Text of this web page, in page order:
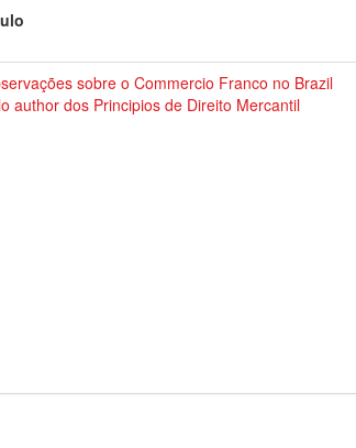
sobre o Commercio Franco no Brazil
author dos Principios de Direito Mercantil